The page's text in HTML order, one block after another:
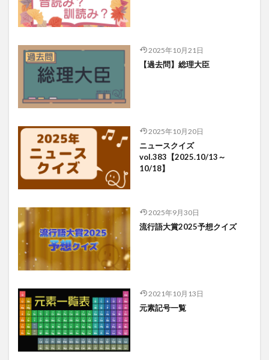
2025年10月21日
【過去問】総理大臣
2025年10月20日
ニュースクイズ
vol.383【2025.10/13～
10/18】
2025年9月30日
流行語大賞2025予想クイズ
2021年10月13日
元素記号一覧